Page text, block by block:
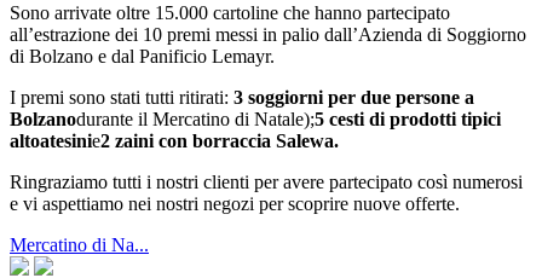
Sono arrivate oltre 15.000 cartoline che hanno partecipato
all’estrazione dei 10 premi messi in palio dall’Azienda di Soggiorno
di Bolzano e dal Panificio Lemayr.
I premi sono stati tutti ritirati: 3 soggiorni per due persone a
Bolzanodurante il Mercatino di Natale);5 cesti di prodotti tipici
altoatesinie2 zaini con borraccia Salewa.
Ringraziamo tutti i nostri clienti per avere partecipato così numerosi
e vi aspettiamo nei nostri negozi per scoprire nuove offerte.
Mercatino di Na...